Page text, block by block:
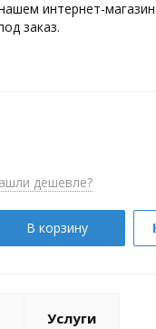
интернет-
заказ.
дешевле?
В корзину
Услуги